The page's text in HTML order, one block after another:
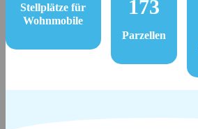
Stellplätze für
Wohnmobile
173
Parzellen